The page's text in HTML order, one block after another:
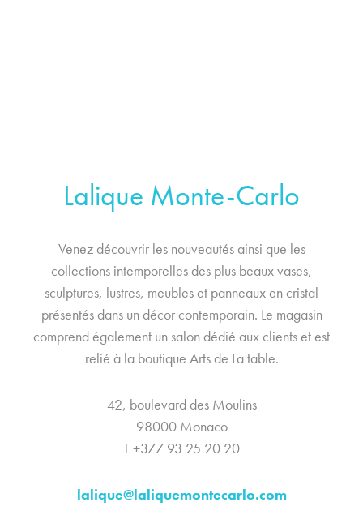
Lalique Monte-Carlo
Venez découvrir les nouveautés ainsi que les
collections intemporelles des plus beaux vases,
sculptures, lustres, meubles et panneaux en cristal
présentés dans un décor contemporain. Le magasin
comprend également un salon dédié aux clients et est
relié à la boutique Arts de La table.
42, boulevard des Moulins
98000 Monaco
T +377 93 25 20 20
lalique@laliquemontecarlo.com